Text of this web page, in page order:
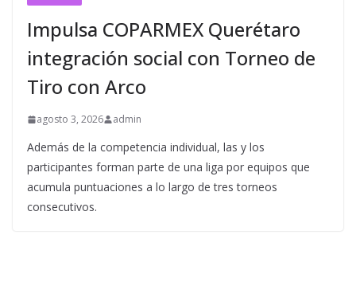
Impulsa COPARMEX Querétaro
integración social con Torneo de
Tiro con Arco
agosto 3, 2026 admin
Además de la competencia individual, las y los
participantes forman parte de una liga por equipos que
acumula puntuaciones a lo largo de tres torneos
consecutivos.